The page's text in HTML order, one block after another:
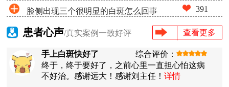
脸侧出现三个很明显的白斑怎么回事 391
患者心声/真实案例一致好评 查看更多
手上白斑快好了
综合评价：
终于，终于要好了，之前心里一直担心怕这病
不好治。感谢远大！感谢刘主任！详情